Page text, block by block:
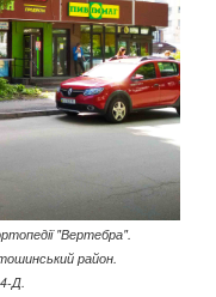
"Вертебра".
район.
Д.